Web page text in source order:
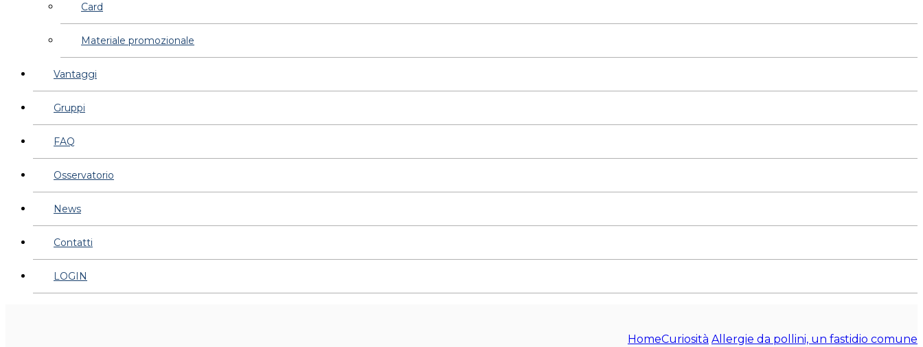
Card
Materiale promozionale
Vantaggi
Gruppi
FAQ
Osservatorio
News
Contatti
LOGIN
HomeCuriosità Allergie da pollini, un fastidio comune